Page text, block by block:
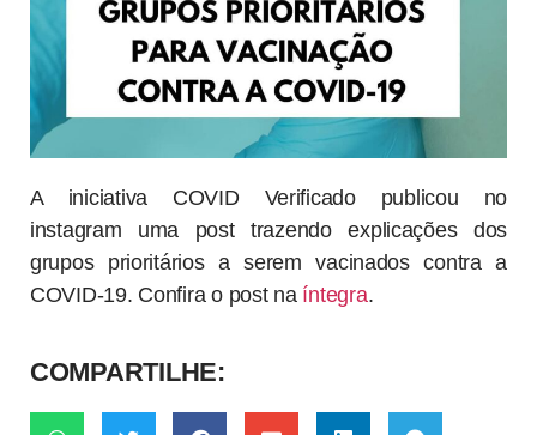
A iniciativa COVID Verificado publicou no
instagram uma post trazendo explicações dos
grupos prioritários a serem vacinados contra a
COVID-19. Confira o post na íntegra.
COMPARTILHE: